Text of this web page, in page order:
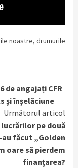
noastre, drumurile
de angajați CFR
și înșelăciune
Următorul articol
pe două
făcut „Golden
oare să pierdem
finanțarea?